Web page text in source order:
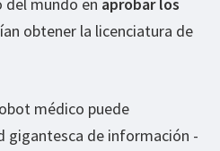
del mundo en aprobar los
obtener la licenciatura de
médico puede
gigantesca de información -